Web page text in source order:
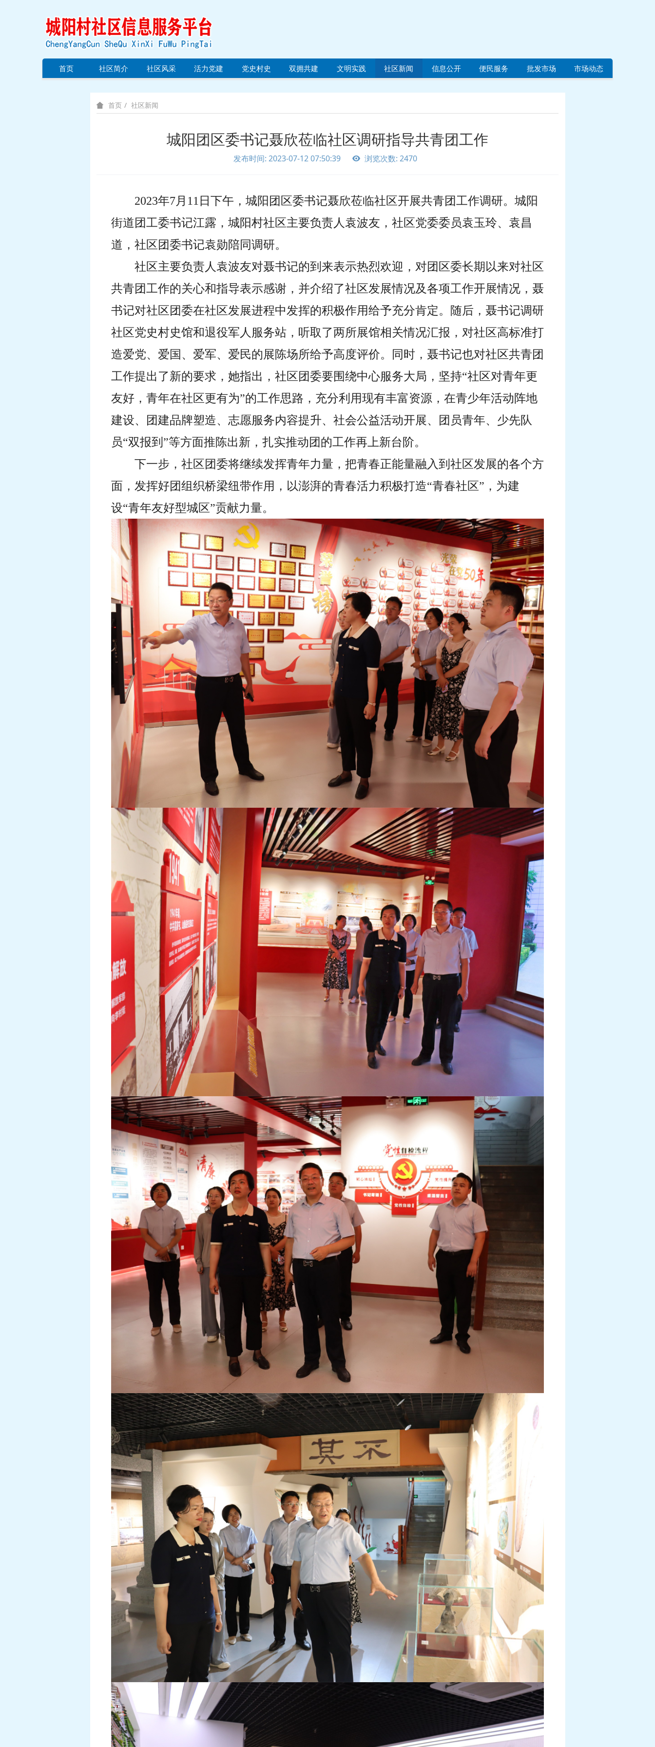
首页 社区简介 社区风采 活力党建 党史村史 双拥共建 文明实践 社区新闻 信息公开 便民服务 批发市场 市场动态
首页 社区新闻
城阳团区委书记聂欣莅临社区调研指导共青团工作
发布时间: 2023-07-12 07:50:39 浏览次数: 2470
2023年7月11日下午，城阳团区委书记聂欣莅临社区开展共青团工作调研。城阳
街道团工委书记江露，城阳村社区主要负责人袁波友，社区党委委员袁玉玲、袁昌
道，社区团委书记袁勋陪同调研。
社区主要负责人袁波友对聂书记的到来表示热烈欢迎，对团区委长期以来对社区
共青团工作的关心和指导表示感谢，并介绍了社区发展情况及各项工作开展情况，聂
书记对社区团委在社区发展进程中发挥的积极作用给予充分肯定。随后，聂书记调研
社区党史村史馆和退役军人服务站，听取了两所展馆相关情况汇报，对社区高标准打
造爱党、爱国、爱军、爱民的展陈场所给予高度评价。同时，聂书记也对社区共青团
工作提出了新的要求，她指出，社区团委要围绕中心服务大局，坚持“社区对青年更
友好，青年在社区更有为”的工作思路，充分利用现有丰富资源，在青少年活动阵地
建设、团建品牌塑造、志愿服务内容提升、社会公益活动开展、团员青年、少先队
员“双报到”等方面推陈出新，扎实推动团的工作再上新台阶。
下一步，社区团委将继续发挥青年力量，把青春正能量融入到社区发展的各个方
面，发挥好团组织桥梁纽带作用，以澎湃的青春活力积极打造“青春社区”，为建
设“青年友好型城区”贡献力量。